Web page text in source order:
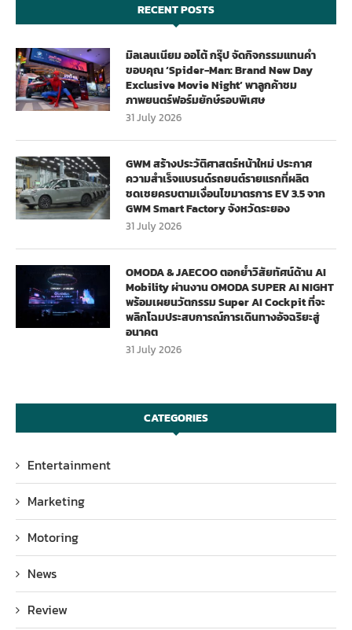
RECENT POSTS
มิลเลนเนียม ออโต้ กรุ๊ป จัดกิจกรรมแทนคำ
ขอบคุณ ‘Spider-Man: Brand New Day
Exclusive Movie Night’ พาลูกค้าชม
ภาพยนตร์ฟอร์มยักษ์รอบพิเศษ
31 July 2026
GWM สร้างประวัติศาสตร์หน้าใหม่ ประกาศ
ความสำเร็จแบรนด์รถยนต์รายแรกที่ผลิต
ชดเชยครบตามเงื่อนไขมาตรการ EV 3.5 จาก
GWM Smart Factory จังหวัดระยอง
31 July 2026
OMODA & JAECOO ตอกย้ำวิสัยทัศน์ด้าน AI
Mobility ผ่านงาน OMODA SUPER AI NIGHT
พร้อมเผยนวัตกรรม Super AI Cockpit ที่จะ
พลิกโฉมประสบการณ์การเดินทางอัจฉริยะสู่
อนาคต
31 July 2026
CATEGORIES
Entertainment
Marketing
Motoring
News
Review